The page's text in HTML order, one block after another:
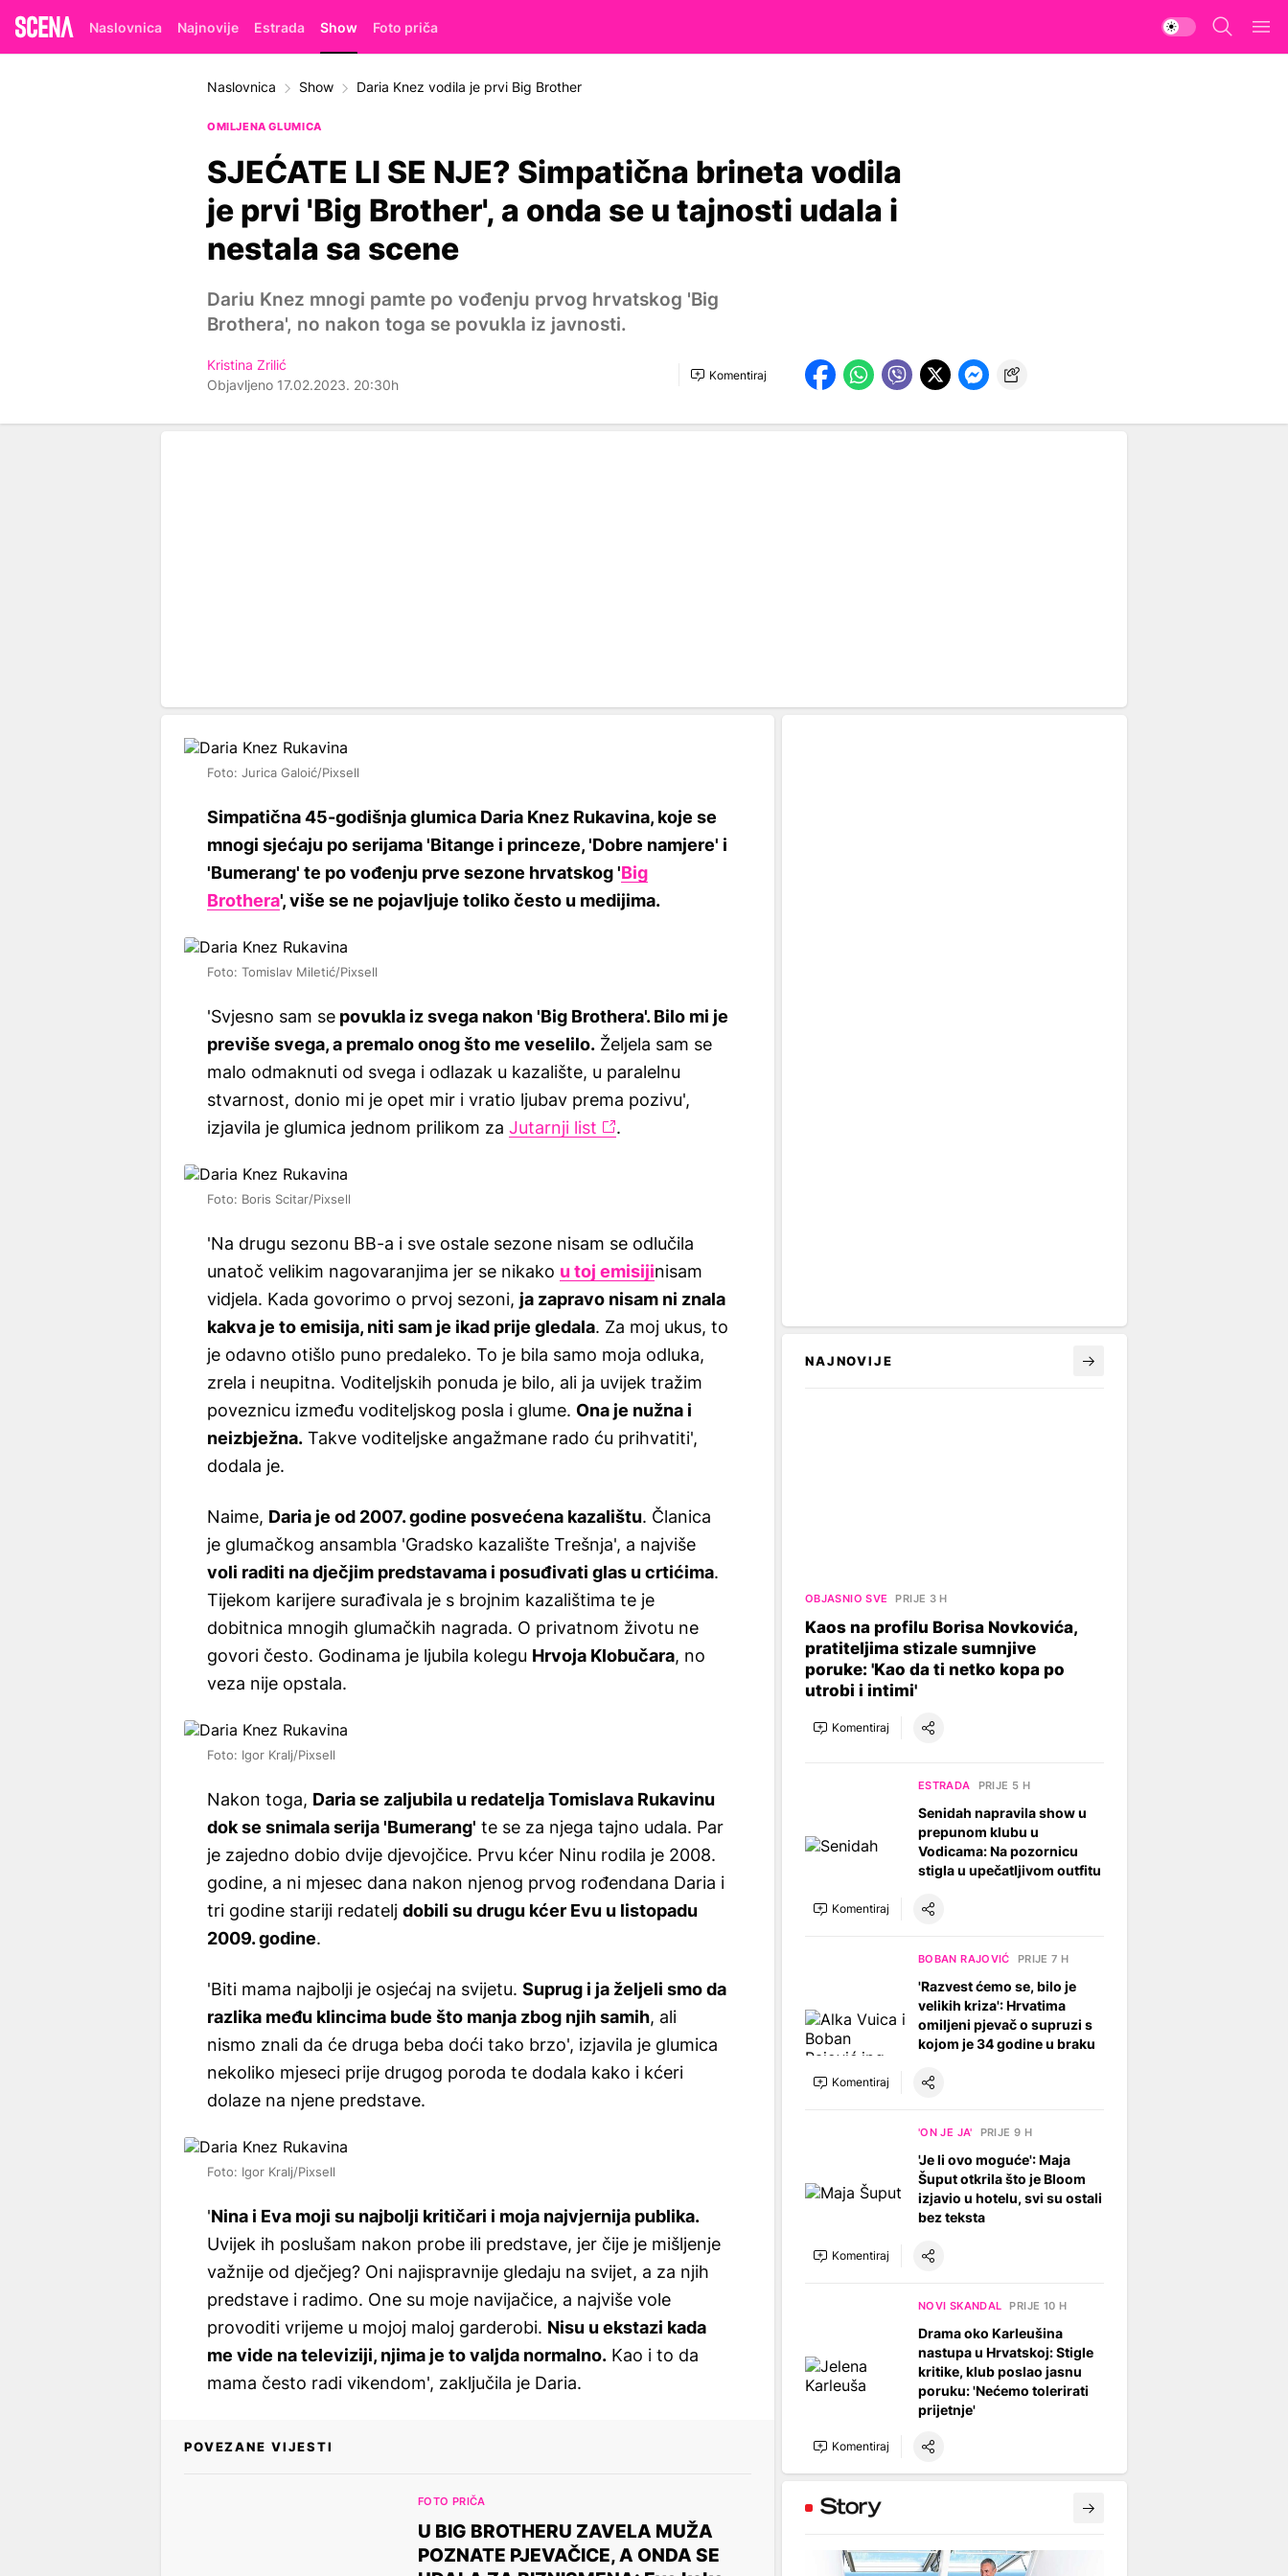
Naslovnica Najnovije Estrada Show Foto priča
Naslovnica Show Daria Knez vodila je prvi Big Brother
OMILJENA GLUMICA
SJEĆATE LI SE NJE? Simpatična brineta vodila
je prvi 'Big Brother', a onda se u tajnosti udala i
nestala sa scene
Dariu Knez mnogi pamte po vođenju prvog hrvatskog 'Big
Brothera', no nakon toga se povukla iz javnosti.
Kristina Zrilić
Objavljeno 17.02.2023. 20:30h
Komentiraj
Foto: Jurica Galoić/Pixsell
Simpatična 45-godišnja glumica Daria Knez Rukavina, koje se
mnogi sjećaju po serijama 'Bitange i princeze, 'Dobre namjere' i
'Bumerang' te po vođenju prve sezone hrvatskog 'Big
Brothera', više se ne pojavljuje toliko često u medijima.
Foto: Tomislav Miletić/Pixsell
'Svjesno sam se povukla iz svega nakon 'Big Brothera'. Bilo mi je
previše svega, a premalo onog što me veselilo. Željela sam se
malo odmaknuti od svega i odlazak u kazalište, u paralelnu
stvarnost, donio mi je opet mir i vratio ljubav prema pozivu',
izjavila je glumica jednom prilikom za Jutarnji list .
Foto: Boris Scitar/Pixsell
'Na drugu sezonu BB-a i sve ostale sezone nisam se odlučila
unatoč velikim nagovaranjima jer se nikako u toj emisijinisam
vidjela. Kada govorimo o prvoj sezoni, ja zapravo nisam ni znala
kakva je to emisija, niti sam je ikad prije gledala. Za moj ukus, to
je odavno otišlo puno predaleko. To je bila samo moja odluka,
zrela i neupitna. Voditeljskih ponuda je bilo, ali ja uvijek tražim
poveznicu između voditeljskog posla i glume. Ona je nužna i
neizbježna. Takve voditeljske angažmane rado ću prihvatiti',
dodala je.
Naime, Daria je od 2007. godine posvećena kazalištu. Članica
je glumačkog ansambla 'Gradsko kazalište Trešnja', a najviše
voli raditi na dječjim predstavama i posuđivati glas u crtićima.
Tijekom karijere surađivala je s brojnim kazalištima te je
dobitnica mnogih glumačkih nagrada. O privatnom životu ne
govori često. Godinama je ljubila kolegu Hrvoja Klobučara, no
veza nije opstala.
Foto: Igor Kralj/Pixsell
Nakon toga, Daria se zaljubila u redatelja Tomislava Rukavinu
dok se snimala serija 'Bumerang' te se za njega tajno udala. Par
je zajedno dobio dvije djevojčice. Prvu kćer Ninu rodila je 2008.
godine, a ni mjesec dana nakon njenog prvog rođendana Daria i
tri godine stariji redatelj dobili su drugu kćer Evu u listopadu
2009. godine.
'Biti mama najbolji je osjećaj na svijetu. Suprug i ja željeli smo da
razlika među klincima bude što manja zbog njih samih, ali
nismo znali da će druga beba doći tako brzo', izjavila je glumica
nekoliko mjeseci prije drugog poroda te dodala kako i kćeri
dolaze na njene predstave.
Foto: Igor Kralj/Pixsell
'Nina i Eva moji su najbolji kritičari i moja najvjernija publika.
Uvijek ih poslušam nakon probe ili predstave, jer čije je mišljenje
važnije od dječjeg? Oni najispravnije gledaju na svijet, a za njih
predstave i radimo. One su moje navijačice, a najviše vole
provoditi vrijeme u mojoj maloj garderobi. Nisu u ekstazi kada
me vide na televiziji, njima je to valjda normalno. Kao i to da
mama često radi vikendom', zaključila je Daria.
POVEZANE VIJESTI
FOTO PRIČA
U BIG BROTHERU ZAVELA MUŽA
POZNATE PJEVAČICE, A ONDA SE
NAJNOVIJE
OBJASNIO SVE PRIJE 3 H
Kaos na profilu Borisa Novkovića,
pratiteljima stizale sumnjive
poruke: 'Kao da ti netko kopa po
utrobi i intimi'
Komentiraj
ESTRADA PRIJE 5 H
Senidah napravila show u
prepunom klubu u
Vodicama: Na pozornicu
stigla u upečatljivom outfitu
Komentiraj
BOBAN RAJOVIĆ PRIJE 7 H
'Razvest ćemo se, bilo je
velikih kriza': Hrvatima
omiljeni pjevač o supruzi s
kojom je 34 godine u braku
Komentiraj
'ON JE JA' PRIJE 9 H
'Je li ovo moguće': Maja
Šuput otkrila što je Bloom
izjavio u hotelu, svi su ostali
bez teksta
Komentiraj
NOVI SKANDAL PRIJE 10 H
Drama oko Karleušina
nastupa u Hrvatskoj: Stigle
kritike, klub poslao jasnu
poruku: 'Nećemo tolerirati
prijetnje'
Komentiraj